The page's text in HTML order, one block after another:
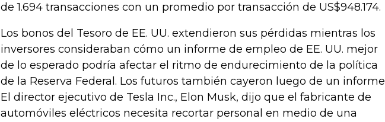
de 1.694 transacciones con un promedio por transacción de US$948.174.
Los bonos del Tesoro de EE. UU. extendieron sus pérdidas mientras los
inversores consideraban cómo un informe de empleo de EE. UU. mejor
de lo esperado podría afectar el ritmo de endurecimiento de la política
de la Reserva Federal. Los futuros también cayeron luego de un informe
El director ejecutivo de Tesla Inc., Elon Musk, dijo que el fabricante de
automóviles eléctricos necesita recortar personal en medio de una